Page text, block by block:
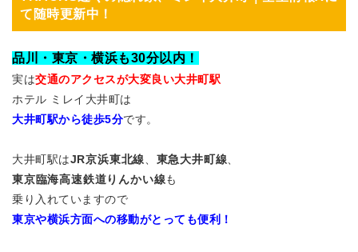
て随時更新中！
品川・東京・横浜も30分以内！
実は交通のアクセスが大変良い大井町駅
ホテル ミレイ大井町は
大井町駅から徒歩5分です。
大井町駅はJR京浜東北線 東急大井町線
東京臨海高速鉄道りんかい線も
乗り入れていますので
東京や横浜方面への移動がとっても便利！